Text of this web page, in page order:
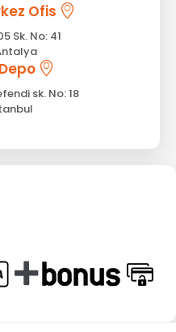
Ofis
Sk. No: 41
sk. No: 18